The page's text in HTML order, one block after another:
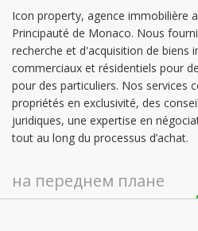
вторник: 09:00 - 18:00
среда: 09:00 - 18:00
четверг: 09:00 - 18:00
Icon property, agence immobilière
Principauté de Monaco. Nous
recherche et d'acquisition de biens
commerciaux et résidentiels pour
pour des particuliers. Nos services
propriétés en exclusivité, des
juridiques, une expertise en
tout au long du processus d’achat.
на переднем плане